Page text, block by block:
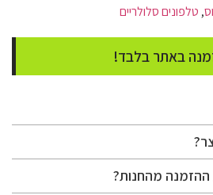
, טלפונים סלולריים
באתר בלבד!
מהחנות?